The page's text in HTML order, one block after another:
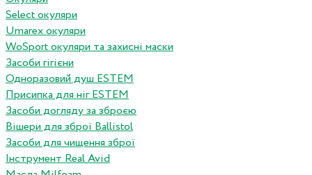
Select окуляри
Umarex окуляри
WoSport окуляри та захисні маски
Засоби гігієни
Одноразовий душ ESTEM
Присипка для ніг ESTEM
Засоби догляду за зброєю
Вішери для зброї Ballistol
Засоби для чищення зброї
Інструмент Real Avid